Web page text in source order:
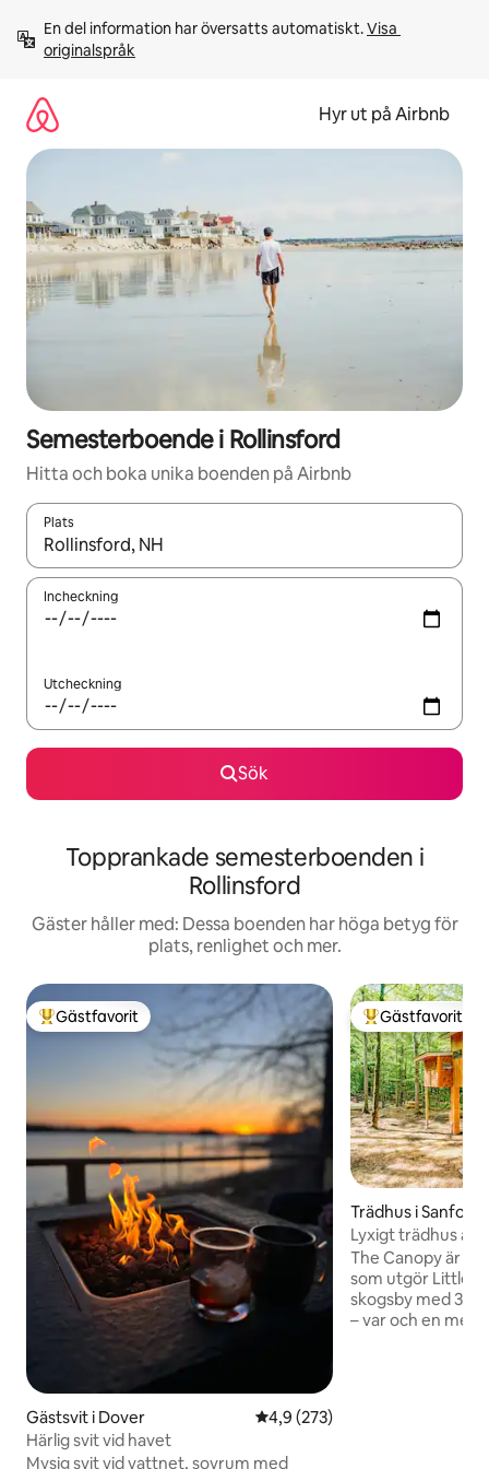
innehåll
En del information har översatts automatiskt. Visa
originalspråk
Hyr ut på Airbnb
Semesterboende i Rollinsford
Hitta och boka unika boenden på Airbnb
Plats
När resultaten är tillgängliga kan du navigera med upp- och
Incheckning
Utcheckning
Sök
Topprankade semesterboenden i
Rollinsford
Gäster håller med: Dessa boenden har höga betyg för
plats, renlighet och mer.
Populär gästfavorit
Gästfavorit
Gästsvit i Dover 4,9 av 5 i genomsnittligt
4,9 (273)
Härlig svit vid havet
Mysig svit vid vattnet, sovrum med
Populär
Gästfavorit
Trädhus i Sanford
Lyxigt trädhus
bubbelpool
The Canopy är
som utgör
skogsby med 3
– var och en med